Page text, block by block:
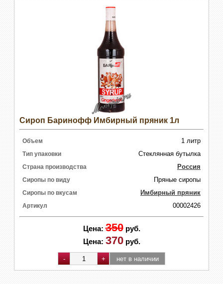
Сироп Баринофф Имбирный пряник 1л
Объем 1 литр
Тип упаковки Стеклянная бутылка
Страна производства Россия
Сиропы по виду Пряные сиропы
Сиропы по вкусам Имбирный пряник
Артикул 00002426
Цена: 350 руб.
Цена: 370 руб.